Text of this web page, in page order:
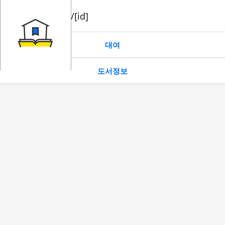
book/rent/[id]
대여
도서정보